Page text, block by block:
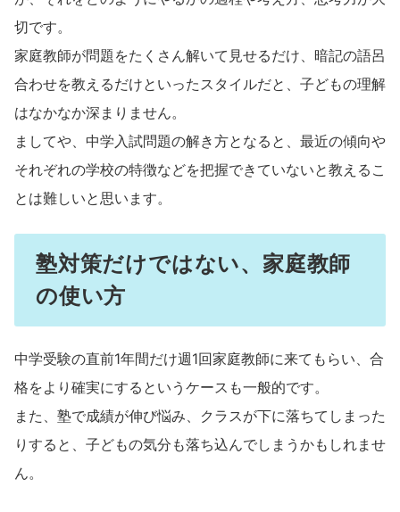
切です。
家庭教師が問題をたくさん解いて見せるだけ、暗記の語呂
合わせを教えるだけといったスタイルだと、子どもの理解
はなかなか深まりません。
ましてや、中学入試問題の解き方となると、最近の傾向や
それぞれの学校の特徴などを把握できていないと教えるこ
とは難しいと思います。
塾対策だけではない、家庭教師
の使い方
中学受験の直前1年間だけ週1回家庭教師に来てもらい、合
格をより確実にするというケースも一般的です。
また、塾で成績が伸び悩み、クラスが下に落ちてしまった
りすると、子どもの気分も落ち込んでしまうかもしれませ
ん。